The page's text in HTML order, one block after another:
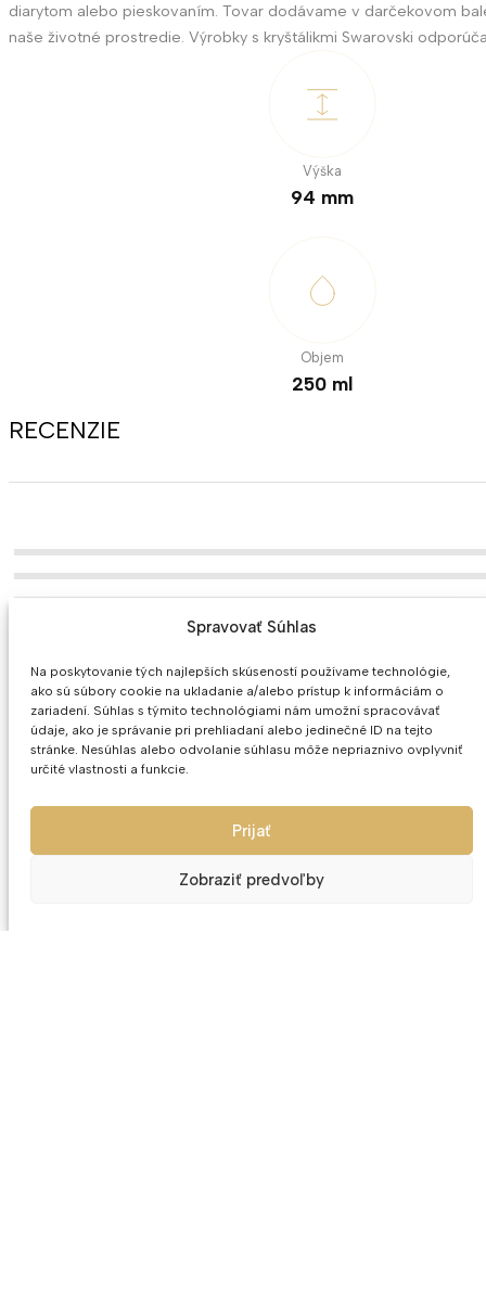
Spravovať Súhlas
Na poskytovanie tých najlepších skúseností používame technológie,
ako sú súbory cookie na ukladanie a/alebo prístup k informáciám o
zariadení. Súhlas s týmito technológiami nám umožní spracovávať
údaje, ako je správanie pri prehliadaní alebo jedinečné ID na tejto
stránke. Nesúhlas alebo odvolanie súhlasu môže nepriaznivo ovplyvniť
určité vlastnosti a funkcie.
Prijať
Zobraziť predvoľby
diarytom alebo pieskovaním. Tovar dodávame v darčekovom
naše životné prostredie. Výrobky s kryštálikmi Swarovski
Výška
94 mm
Objem
250 ml
RECENZIE
MOHLO BY SA VÁM PÁČIŤ